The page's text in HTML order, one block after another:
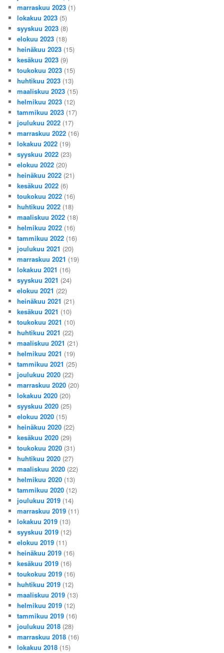
marraskuu 2023 (1)
lokakuu 2023 (5)
syyskuu 2023 (8)
elokuu 2023 (18)
heinäkuu 2023 (15)
kesäkuu 2023 (9)
toukokuu 2023 (15)
huhtikuu 2023 (13)
maaliskuu 2023 (15)
helmikuu 2023 (12)
tammikuu 2023 (17)
joulukuu 2022 (17)
marraskuu 2022 (16)
lokakuu 2022 (19)
syyskuu 2022 (23)
elokuu 2022 (20)
heinäkuu 2022 (21)
kesäkuu 2022 (6)
toukokuu 2022 (16)
huhtikuu 2022 (18)
maaliskuu 2022 (18)
helmikuu 2022 (16)
tammikuu 2022 (16)
joulukuu 2021 (20)
marraskuu 2021 (19)
lokakuu 2021 (16)
syyskuu 2021 (24)
elokuu 2021 (22)
heinäkuu 2021 (21)
kesäkuu 2021 (10)
toukokuu 2021 (10)
huhtikuu 2021 (22)
maaliskuu 2021 (21)
helmikuu 2021 (19)
tammikuu 2021 (25)
joulukuu 2020 (22)
marraskuu 2020 (20)
lokakuu 2020 (20)
syyskuu 2020 (25)
elokuu 2020 (15)
heinäkuu 2020 (22)
kesäkuu 2020 (29)
toukokuu 2020 (31)
huhtikuu 2020 (27)
maaliskuu 2020 (22)
helmikuu 2020 (13)
tammikuu 2020 (12)
joulukuu 2019 (14)
marraskuu 2019 (11)
lokakuu 2019 (13)
syyskuu 2019 (12)
elokuu 2019 (11)
heinäkuu 2019 (16)
kesäkuu 2019 (16)
toukokuu 2019 (16)
huhtikuu 2019 (12)
maaliskuu 2019 (13)
helmikuu 2019 (12)
tammikuu 2019 (16)
joulukuu 2018 (28)
marraskuu 2018 (16)
lokakuu 2018 (15)